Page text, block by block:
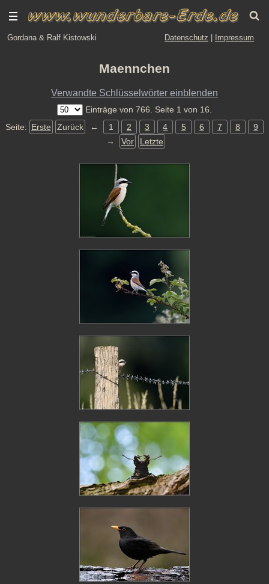
Gordana & Ralf Kistowski Datenschutz Impressum
Maennchen
Verwandte Schlüsselwörter einblenden
Einträge von 766. Seite 1 von 16.
Seite: Erste Zurück ← 1 2 3 4 5 6 7 8
9
→
Vor Letzte